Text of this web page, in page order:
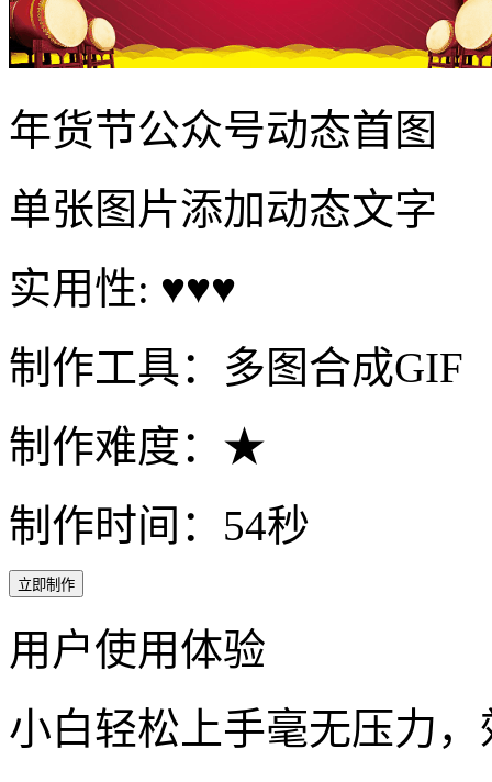
年货节公众号动态首图
单张图片添加动态文字
实用性: ♥♥♥
制作工具：多图合成GIF
制作难度：★
制作时间：54秒
立即制作
用户使用体验
小白轻松上手毫无压力